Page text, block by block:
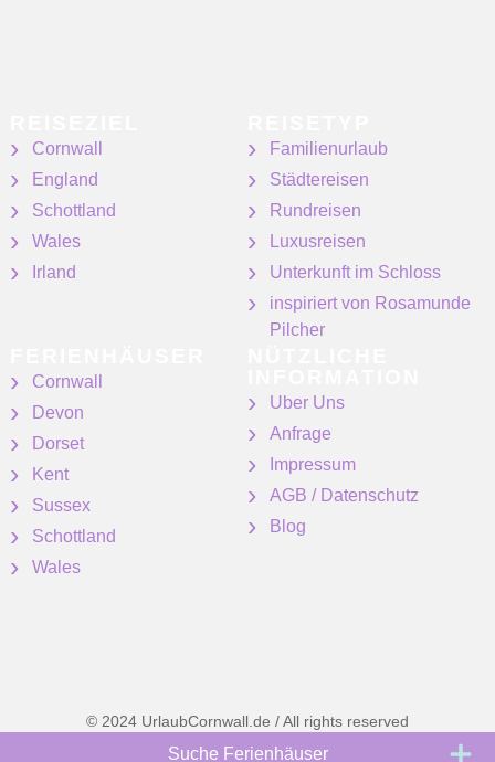
Cornwall
England
Schottland
Wales
Irland
Familienurlaub
Städtereisen
Rundreisen
Luxusreisen
Unterkunft im Schloss
inspiriert von Rosamunde
Pilcher
Cornwall
Devon
Dorset
Kent
Sussex
Schottland
Wales
Uber Uns
Anfrage
Impressum
AGB / Datenschutz
Blog
© 2024 UrlaubCornwall.de / All rights reserved
Suche Ferienhäuser